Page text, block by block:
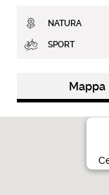
NATURA
SPORT
Mappa